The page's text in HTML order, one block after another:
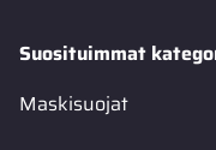
Suosituimmat
Maskisuojat